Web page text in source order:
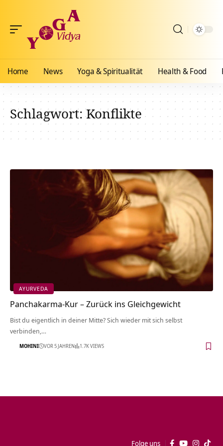
Home News Yoga & Spiritualität Health & Food
Schlagwort:Konflikte
AYURVEDA
Panchakarma-Kur – Zurück ins Gleichgewicht
Bist du eigentlich in deiner Mitte? Sich wieder mit sich selbst
verbinden,…
MOHINI VOR 5 JAHREN 1.7K VIEWS
Folge uns